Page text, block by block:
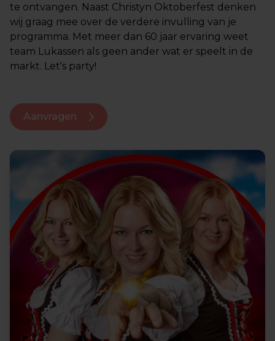
te ontvangen. Naast Christyn Oktoberfest denken
wij graag mee over de verdere invulling van je
programma. Met meer dan 60 jaar ervaring weet
team Lukassen als geen ander wat er speelt in de
markt. Let's party!
Aanvragen